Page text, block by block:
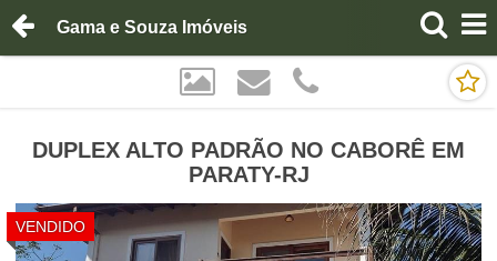
Gama e Souza Imóveis
DUPLEX ALTO PADRÃO NO CABORÊ EM
PARATY-RJ
VENDIDO